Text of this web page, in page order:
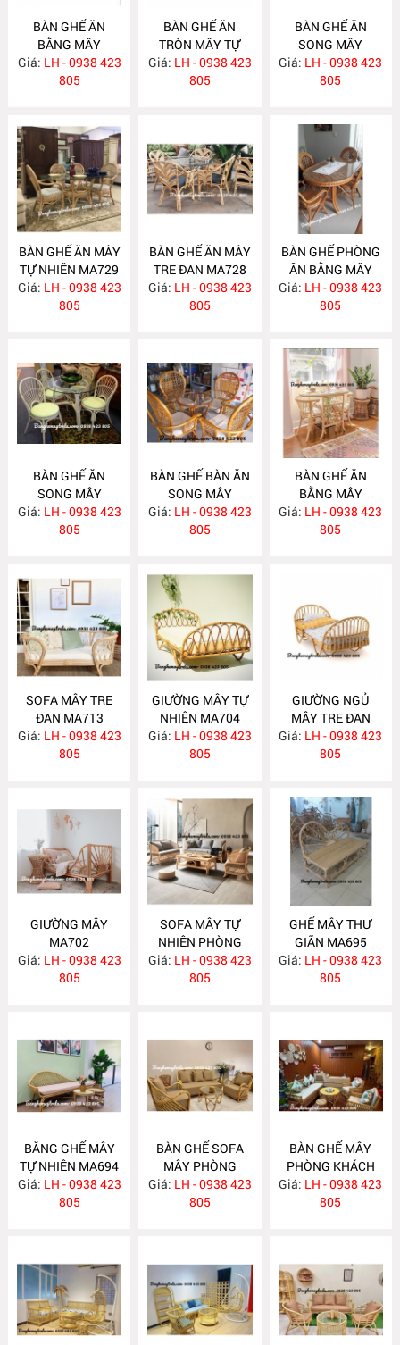
BÀN GHẾ ĂN
BẰNG MÂY
MA732
Giá: LH - 0938 423
805
BÀN GHẾ ĂN
TRÒN MÂY TỰ
NHIÊN MA731
Giá: LH - 0938 423
805
BÀN GHẾ ĂN
SONG MÂY
MA730
Giá: LH - 0938 423
805
BÀN GHẾ ĂN MÂY
TỰ NHIÊN MA729
Giá: LH - 0938 423
805
BÀN GHẾ ĂN MÂY
TRE ĐAN MA728
Giá: LH - 0938 423
805
BÀN GHẾ PHÒNG
ĂN BẰNG MÂY
MA727
Giá: LH - 0938 423
805
BÀN GHẾ ĂN
SONG MÂY
MA726
Giá: LH - 0938 423
805
BÀN GHẾ BÀN ĂN
SONG MÂY
MA725
Giá: LH - 0938 423
805
BÀN GHẾ ĂN
BẰNG MÂY
MA724
Giá: LH - 0938 423
805
SOFA MÂY TRE
ĐAN MA713
Giá: LH - 0938 423
805
GIƯỜNG MÂY TỰ
NHIÊN MA704
Giá: LH - 0938 423
805
GIƯỜNG NGỦ
MÂY TRE ĐAN
MA703
Giá: LH - 0938 423
805
GIƯỜNG MÂY
MA702
Giá: LH - 0938 423
805
SOFA MÂY TỰ
NHIÊN PHÒNG
KHÁCH MA697
Giá: LH - 0938 423
805
GHẾ MÂY THƯ
GIÃN MA695
Giá: LH - 0938 423
805
BĂNG GHẾ MÂY
TỰ NHIÊN MA694
Giá: LH - 0938 423
805
BÀN GHẾ SOFA
MÂY PHÒNG
KHÁCH MA689
Giá: LH - 0938 423
805
BÀN GHẾ MÂY
PHÒNG KHÁCH
MA688
Giá: LH - 0938 423
805